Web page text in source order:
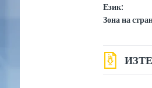
Език:
Зона на